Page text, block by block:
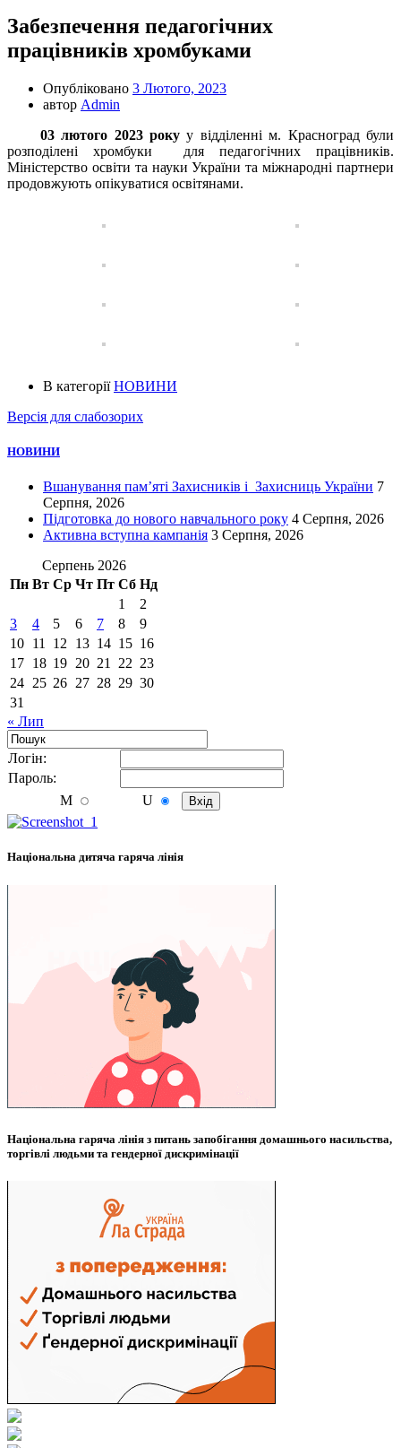
Забезпечення педагогічних
працівників хромбуками
Опубліковано 3 Лютого, 2023
автор Admin
03 лютого 2023 рокуу відділенні м. Красноград були
розподілені хромбуки для педагогічних працівників.
Міністерство освіти та науки України та міжнародні партнери
продовжують опікуватися освітянами.
В категоріїНОВИНИ
Версія для слабозорих
НОВИНИ
Вшанування пам’яті Захисників і Захисниць України 7
Серпня, 2026
Підготовка до нового навчального року 4 Серпня, 2026
Активна вступна кампанія 3 Серпня, 2026
Серпень 2026
Пн Вт Ср Чт Пт Сб Нд
1
2
3
4 5 6 7 8
9
10 11 12 13 14 15 16
17 18 19 20 21 22 23
24 25 26 27 28 29 30
31
« Лип
Логiн:
Пароль:
M
U
Національна дитяча гаряча лінія
Національна гаряча лінія з питань запобігання домашнього насильства,
торгівлі людьми та гендерної дискримінації